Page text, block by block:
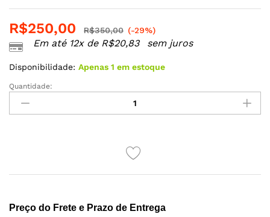
R$250,00 R$350,00 (-29%)
Em até 12x de R$20,83 sem juros
Disponibilidade: Apenas 1 em estoque
PLUG
ANAL
VIBRADOR
Quantidade:
Preço do Frete e Prazo de Entrega